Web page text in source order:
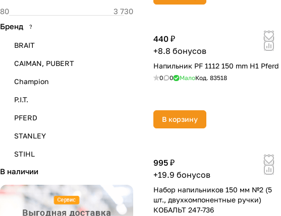
440 ₽
+8.8 бонусов
Напильник PF 1112 150 mm H1 Pferd
0 0 МалоКод. 83518
В корзину
995 ₽
+19.9 бонусов
Набор напильников 150 мм №2 (5
шт., двухкомпонентные ручки)
КОБАЛЬТ 247-736
Бренд ?
BRAIT
CAIMAN, PUBERT
Champion
P.I.T.
PFERD
STANLEY
STIHL
КОБАЛЬТ
В наличии